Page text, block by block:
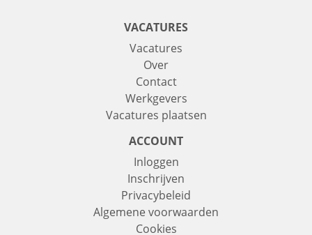
VACATURES
Vacatures
Over
Contact
Werkgevers
Vacatures plaatsen
ACCOUNT
Inloggen
Inschrijven
Privacybeleid
Algemene voorwaarden
Cookies